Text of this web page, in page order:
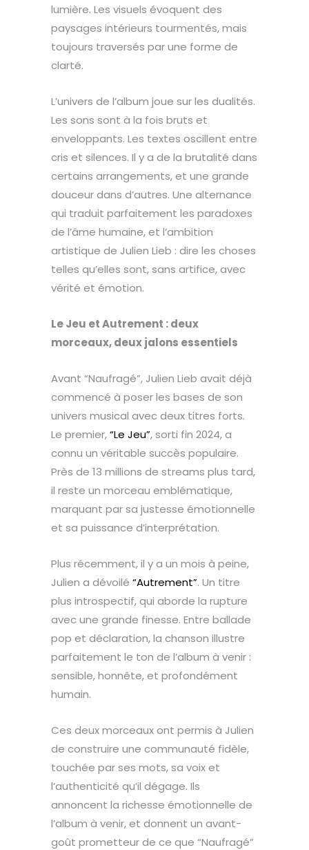
lumière. Les visuels évoquent des
paysages intérieurs tourmentés, mais
toujours traversés par une forme de
clarté.
L’univers de l’album joue sur les dualités.
Les sons sont à la fois bruts et
enveloppants. Les textes oscillent entre
cris et silences. Il y a de la brutalité dans
certains arrangements, et une grande
douceur dans d’autres. Une alternance
qui traduit parfaitement les paradoxes
de l’âme humaine, et l’ambition
artistique de Julien Lieb : dire les choses
telles qu’elles sont, sans artifice, avec
vérité et émotion.
Le Jeu et Autrement : deux
morceaux, deux jalons essentiels
Avant “Naufragé”, Julien Lieb avait déjà
commencé à poser les bases de son
univers musical avec deux titres forts.
Le premier,“Le Jeu”, sorti fin 2024, a
connu un véritable succès populaire.
Près de 13 millions de streams plus tard,
il reste un morceau emblématique,
marquant par sa justesse émotionnelle
et sa puissance d’interprétation.
Plus récemment, il y a un mois à peine,
Julien a dévoilé “Autrement”. Un titre
plus introspectif, qui aborde la rupture
avec une grande finesse. Entre ballade
pop et déclaration, la chanson illustre
parfaitement le ton de l’album à venir :
sensible, honnête, et profondément
humain.
Ces deux morceaux ont permis à Julien
de construire une communauté fidèle,
touchée par ses mots, sa voix et
l’authenticité qu’il dégage. Ils
annoncent la richesse émotionnelle de
l’album à venir, et donnent un avant-
goût prometteur de ce que “Naufragé”